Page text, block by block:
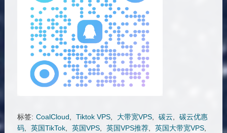
标签: CoalCloud, Tiktok VPS, 大带宽VPS, 碳云,
碳云优惠
码, 英国TikTok, 英国VPS, 英国VPS推荐, 英国大带宽VPS,